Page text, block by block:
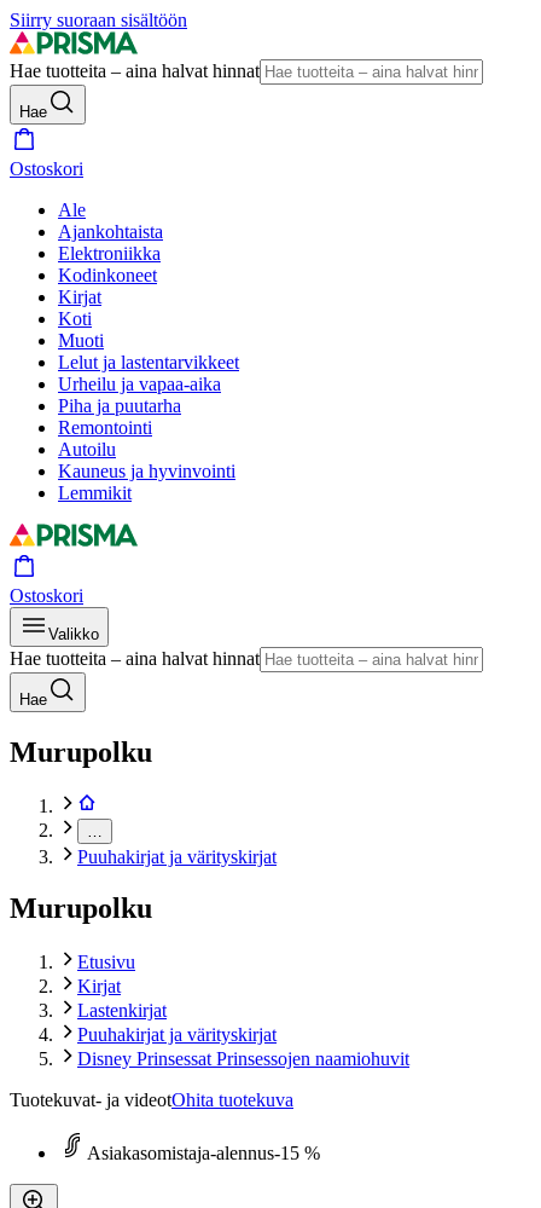
Siirry suoraan sisältöön
Hae tuotteita – aina halvat hinnat
Hae
Ostoskori
Ale
Ajankohtaista
Elektroniikka
Kodinkoneet
Kirjat
Koti
Muoti
Lelut ja lastentarvikkeet
Urheilu ja vapaa-aika
Piha ja puutarha
Remontointi
Autoilu
Kauneus ja hyvinvointi
Lemmikit
Ostoskori
Valikko
Hae tuotteita – aina halvat hinnat
Hae
Murupolku
Puuhakirjat ja värityskirjat
Murupolku
Etusivu
Kirjat
Lastenkirjat
Puuhakirjat ja värityskirjat
Disney Prinsessat Prinsessojen naamiohuvit
Tuotekuvat- ja videotOhita tuotekuva
Asiakasomistaja-alennus-15 %